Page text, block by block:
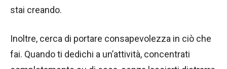
stai creando.
Inoltre, cerca di portare consapevolezza in ciò che
fai. Quando ti dedichi a un’attività, concentrati